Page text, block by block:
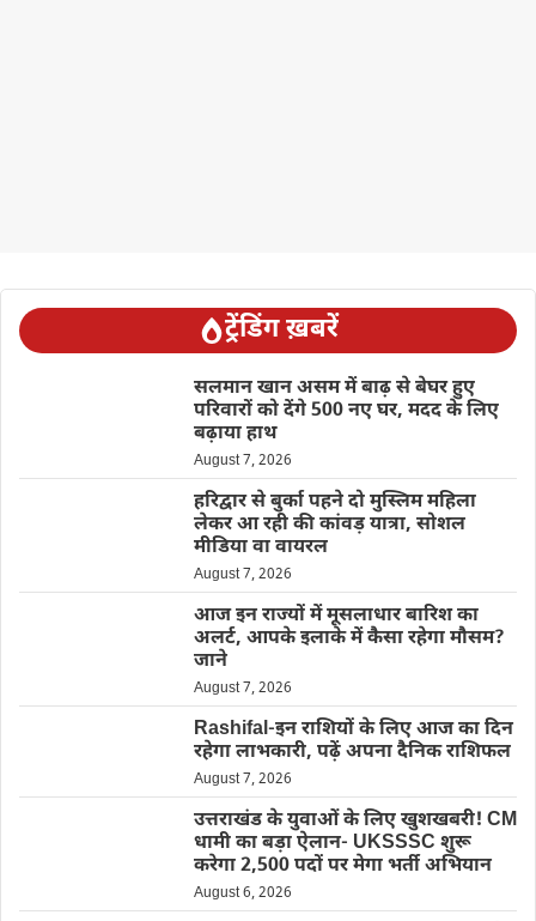
ट्रेंडिंग ख़बरें
सलमान खान असम में बाढ़ से बेघर हुए
परिवारों को देंगे 500 नए घर, मदद के लिए
बढ़ाया हाथ
August 7, 2026
हरिद्वार से बुर्का पहने दो मुस्लिम महिला
लेकर आ रही की कांवड़ यात्रा, सोशल
मीडिया वा वायरल
August 7, 2026
आज इन राज्यों में मूसलाधार बारिश का
अलर्ट, आपके इलाके में कैसा रहेगा मौसम?
जाने
August 7, 2026
Rashifal-इन राशियों के लिए आज का दिन
रहेगा लाभकारी, पढ़ें अपना दैनिक राशिफल
August 7, 2026
उत्तराखंड के युवाओं के लिए खुशखबरी! CM
धामी का बड़ा ऐलान- UKSSSC शुरू
करेगा 2,500 पदों पर मेगा भर्ती अभियान
August 6, 2026